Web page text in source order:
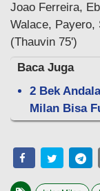
Joao Ferreira,
Walace,
(Thauvin 75')
Baca Juga
2 Bek
Milan Bisa